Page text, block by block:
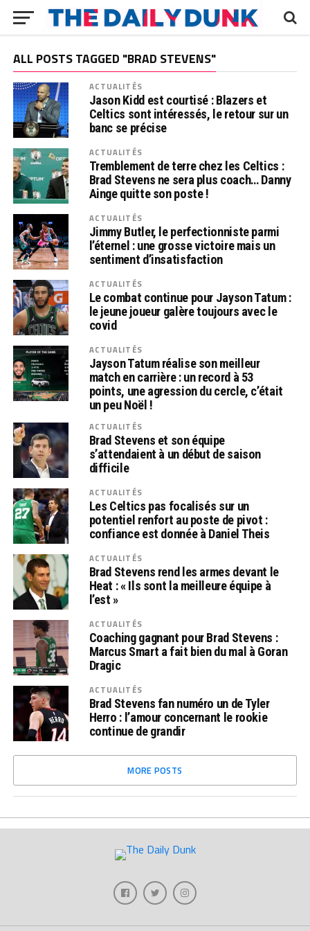
ALL POSTS TAGGED "BRAD STEVENS"
ACTUALITÉS
Jason Kidd est courtisé : Blazers et
Celtics sont intéressés, le retour sur un
banc se précise
ACTUALITÉS
Tremblement de terre chez les Celtics :
Brad Stevens ne sera plus coach… Danny
Ainge quitte son poste !
ACTUALITÉS
Jimmy Butler, le perfectionniste parmi
l’éternel : une grosse victoire mais un
sentiment d’insatisfaction
ACTUALITÉS
Le combat continue pour Jayson Tatum :
le jeune joueur galère toujours avec le
covid
ACTUALITÉS
Jayson Tatum réalise son meilleur
match en carrière : un record à 53
points, une agression du cercle, c’était
un peu Noël !
ACTUALITÉS
Brad Stevens et son équipe
s’attendaient à un début de saison
difficile
ACTUALITÉS
Les Celtics pas focalisés sur un
potentiel renfort au poste de pivot :
confiance est donnée à Daniel Theis
ACTUALITÉS
Brad Stevens rend les armes devant le
Heat : « Ils sont la meilleure équipe à
l’est »
ACTUALITÉS
Coaching gagnant pour Brad Stevens :
Marcus Smart a fait bien du mal à Goran
Dragic
ACTUALITÉS
Brad Stevens fan numéro un de Tyler
Herro : l’amour concernant le rookie
continue de grandir
MORE POSTS